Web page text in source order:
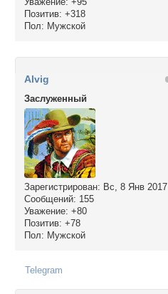
Позитив: +318
Пол: Мужской
Alvig
Заслуженный
Зарегистрирован: Вс, 8 Янв 2017
Сообщений: 155
Уважение: +80
Позитив: +78
Пол: Мужской
Telegram